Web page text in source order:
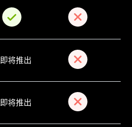
即将推出
即将推出